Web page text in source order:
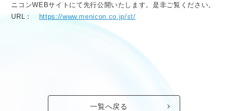
ニコンWEBサイトにて先行公開いたします。是非ご覧ください。
URL： https://www.menicon.co.jp/st/
一覧へ戻る